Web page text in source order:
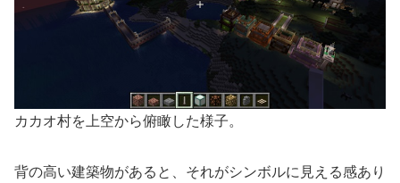
カカオ村を上空から俯瞰した様子。
背の高い建築物があると、それがシンボルに見える感あり